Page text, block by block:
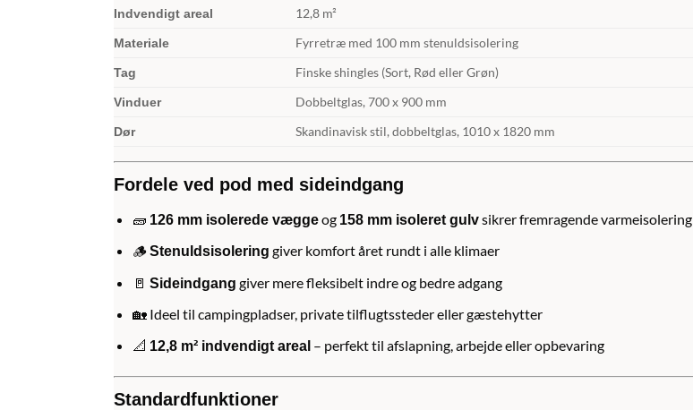
Indvendigt areal 12,8 m²
Materiale Fyrretræ med 100 mm stenuldsisolering
Tag Finske shingles (Sort, Rød eller Grøn)
Vinduer Dobbeltglas, 700 x 900 mm
Dør Skandinavisk stil, dobbeltglas, 1010 x 1820 mm
Fordele ved pod med sideindgang
🧱 126 mm isolerede væggeog 158 mm isoleret gulvsikrer fremragende varmeisolering
🪵Stenuldsisolering giver komfort året rundt i alle klimaer
🚪 Sideindgang giver mere fleksibelt indre og bedre adgang
🏡 Ideel til campingpladser, private tilflugtssteder eller gæstehytter
📐 12,8 m² indvendigt areal – perfekt til afslapning, arbejde eller opbevaring
Standardfunktioner